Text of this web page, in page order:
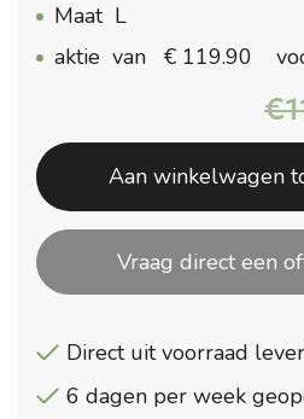
Maat L
aktie van € 119.90
€
Aan winkelwagen
Vraag direct een
Direct uit voorraad
6 dagen per week